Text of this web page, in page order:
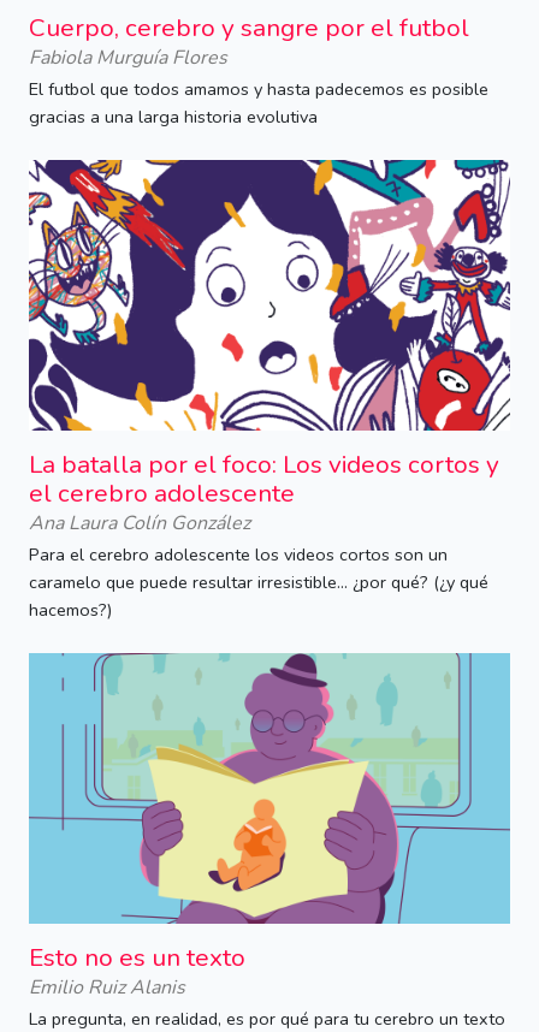
Cuerpo, cerebro y sangre por el futbol
Fabiola Murguía Flores
El futbol que todos amamos y hasta padecemos es posible
gracias a una larga historia evolutiva
La batalla por el foco: Los videos cortos y
el cerebro adolescente
Ana Laura Colín González
Para el cerebro adolescente los videos cortos son un
caramelo que puede resultar irresistible... ¿por qué? (¿y qué
hacemos?)
Esto no es un texto
Emilio Ruiz Alanis
La pregunta, en realidad, es por qué para tu cerebro un texto